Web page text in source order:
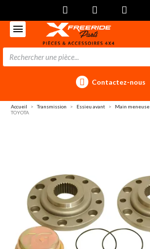
Contactez-nous
Accueil Transmission Essieu avant Main meneuse
TOYOTA